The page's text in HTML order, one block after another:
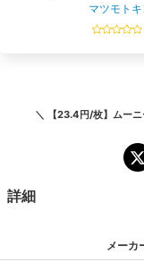
マツモト
＼ 【23.4円/枚】ムー
詳細
メーカ